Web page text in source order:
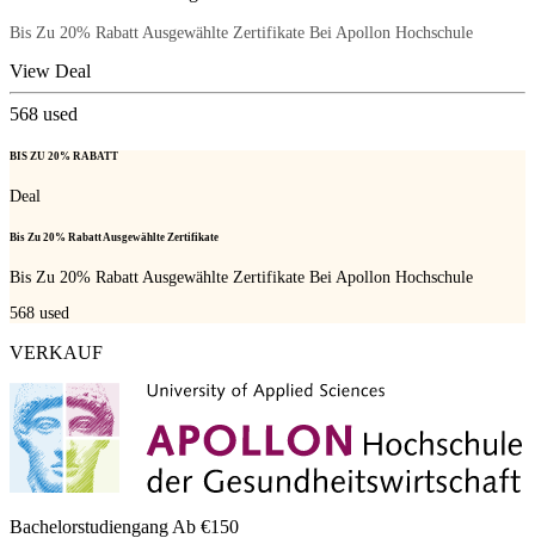
Bis Zu 20% Rabatt Ausgewählte Zertifikate Bei Apollon Hochschule
View Deal
568 used
BIS ZU 20% RABATT
Deal
Bis Zu 20% Rabatt Ausgewählte Zertifikate
Bis Zu 20% Rabatt Ausgewählte Zertifikate Bei Apollon Hochschule
568 used
VERKAUF
Bachelorstudiengang Ab €150